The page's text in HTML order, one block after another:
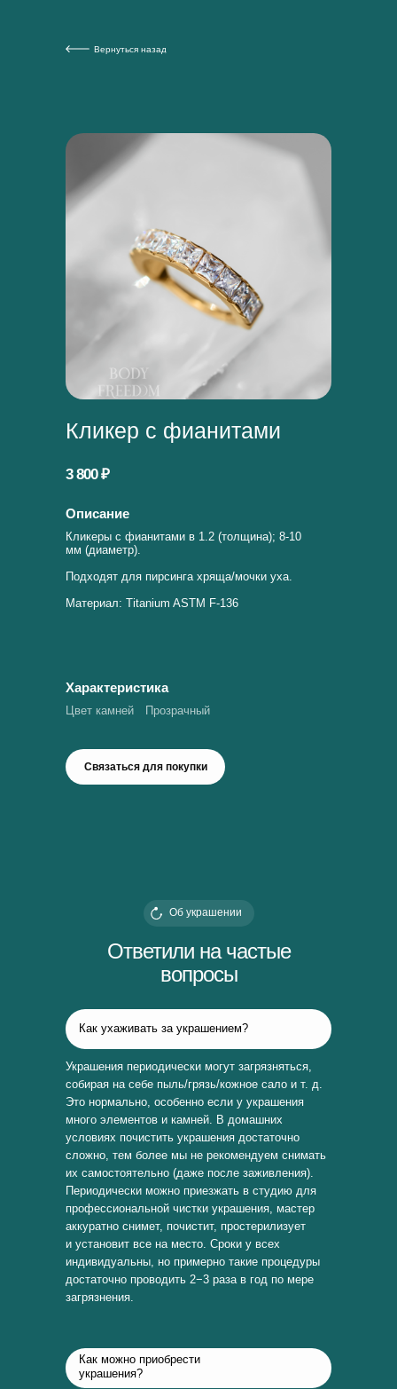
Вернуться назад
Связаться для покупки
Кликер с фианитами
Описание
Характеристика
Кликеры с фианитами в 1.2 (толщина); 8-10
мм (диаметр).
Подходят для пирсинга хряща/мочки уха.
Материал: Titanium ASTM F-136
Прозрачный
Цвет камней
3 800 ₽
Ответили на частые
вопросы
Об украшении
Как ухаживать за украшением?
Украшения периодически могут загрязняться,
собирая на себе пыль/грязь/кожное сало и т. д.
Это нормально, особенно если у украшения
много элементов и камней. В домашних
условиях почистить украшения достаточно
сложно, тем более мы не рекомендуем снимать
их самостоятельно (даже после заживления).
Периодически можно приезжать в студию для
профессиональной чистки украшения, мастер
аккуратно снимет, почистит, простерилизует
и установит все на место. Сроки у всех
индивидуальны, но примерно такие процедуры
достаточно проводить 2−3 раза в год по мере
загрязнения.
Как можно приобрести
украшения?